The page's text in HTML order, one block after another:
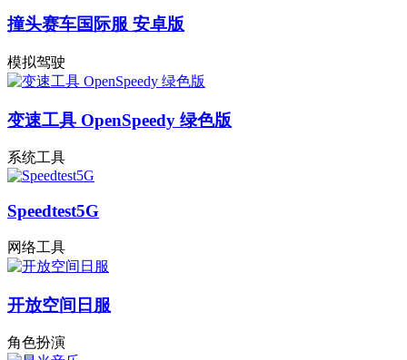
撞头赛车国际服 安卓版
模拟驾驶
变速工具 OpenSpeedy 绿色版
系统工具
Speedtest5G
网络工具
开放空间日服
角色扮演